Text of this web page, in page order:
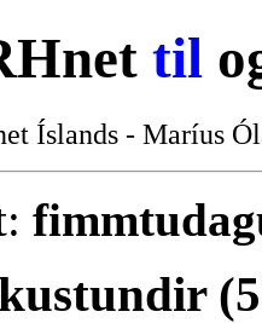
til
Íslands - Maríus